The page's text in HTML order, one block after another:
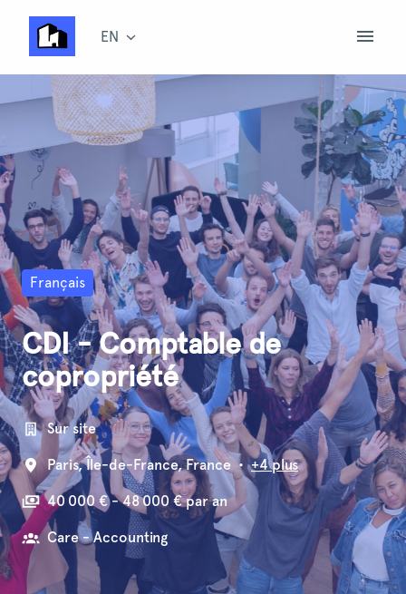
content
Homepage EN
Français
CDI - Comptable de
copropriété
Sur site
Paris, Île-de-France, France • +4 plus
40 000 € - 48 000 € par an
Care - Accounting